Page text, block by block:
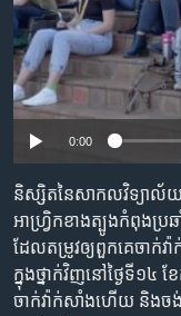
ទំព័រ​
រចនា
សម្ព័ន្ធ​
រំលង​
និង​
កាន់​
ទំព័រ​
ស្វែង​
រក
កម្មវិធីទាំងអស់
Khmer English
បណ្តាញ​សង្គម
ភាសា
No
0:00
និស្សិត​នៃ​សាកលវិទ្យាល័
អាហ្វ្រិក​ខាងត្បូង​កំពុង​ប្រ
ដែល​តម្រូវ​ឲ្យ​ពួកគេ​ចាក់​
ក្នុង​ថ្នាក់​វិញ​នៅ​ថ្ងៃទី១៤
ចាក់​វ៉ាក់សាំង​ហើយ និង​ចង់​